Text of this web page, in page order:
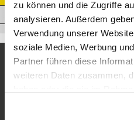
zu können und die Zugriffe
analysieren. Außerdem
Verwendung unserer
soziale Medien, Werbung
Partner führen diese
weiteren Daten zusammen,
V.THL08R1/4